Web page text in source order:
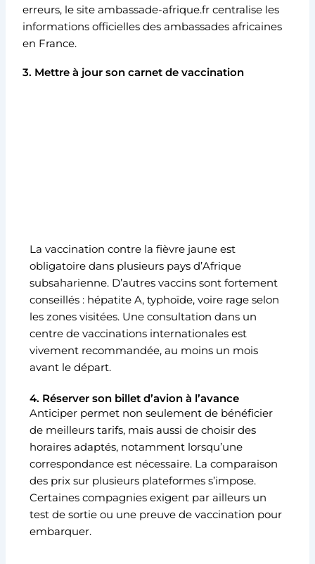
erreurs, le site ambassade-afrique.fr centralise les
informations officielles des ambassades africaines
en France.
3. Mettre à jour son carnet de vaccination
La vaccination contre la fièvre jaune est
obligatoire dans plusieurs pays d’Afrique
subsaharienne. D’autres vaccins sont fortement
conseillés : hépatite A, typhoïde, voire rage selon
les zones visitées. Une consultation dans un
centre de vaccinations internationales est
vivement recommandée, au moins un mois
avant le départ.
4. Réserver son billet d’avion à l’avance
Anticiper permet non seulement de bénéficier
de meilleurs tarifs, mais aussi de choisir des
horaires adaptés, notamment lorsqu’une
correspondance est nécessaire. La comparaison
des prix sur plusieurs plateformes s’impose.
Certaines compagnies exigent par ailleurs un
test de sortie ou une preuve de vaccination pour
embarquer.